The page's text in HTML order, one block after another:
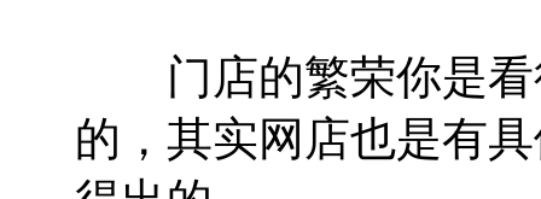
门店的繁荣你是看
的，其实网店也是有